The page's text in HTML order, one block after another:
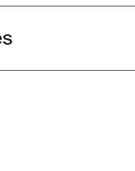
and instructions